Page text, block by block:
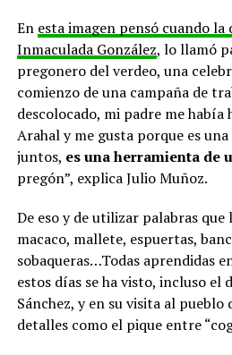
En esta imagen pensó cuando la
Inmaculada González, lo llamó
pregonero del verdeo, una
comienzo de una campaña de
descolocado, mi padre me había
Arahal y me gusta porque es
juntos, es una herramienta de
pregón”, explica Julio Muñoz.
De eso y de utilizar palabras
macaco, mallete, espuertas,
sobaqueras…Todas aprendidas
estos días se ha visto, incluso el
Sánchez, y en su visita al
detalles como el pique entre